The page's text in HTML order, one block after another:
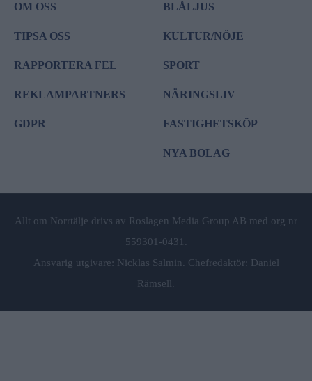
OM OSS
TIPSA OSS
RAPPORTERA FEL
REKLAMPARTNERS
GDPR
BLÅLJUS
KULTUR/NÖJE
SPORT
NÄRINGSLIV
FASTIGHETSKÖP
NYA BOLAG
Allt om Norrtälje drivs av Roslagen Media Group AB med org nr
559301-0431.
Ansvarig utgivare: Nicklas Salmin. Chefredaktör: Daniel
Rämsell.